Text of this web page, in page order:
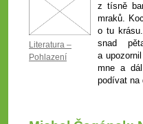
Literatura –
Pohlazení
z tísně
mraků.
o tu
snad
a
mne a
podívat na